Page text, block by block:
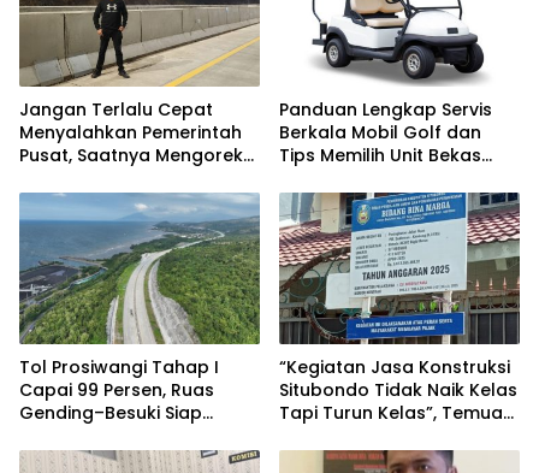
Jangan Terlalu Cepat
Menyalahkan Pemerintah
Pusat, Saatnya Mengoreksi
Kabupaten Situbondo.
Panduan Lengkap Servis
Berkala Mobil Golf dan
Tips Memilih Unit Bekas
Tol Prosiwangi Tahap I
Capai 99 Persen, Ruas
Gending–Besuki Siap
Pertengahan 2026
“Kegiatan Jasa Konstruksi
Situbondo Tidak Naik Kelas
Tapi Turun Kelas”, Temuan